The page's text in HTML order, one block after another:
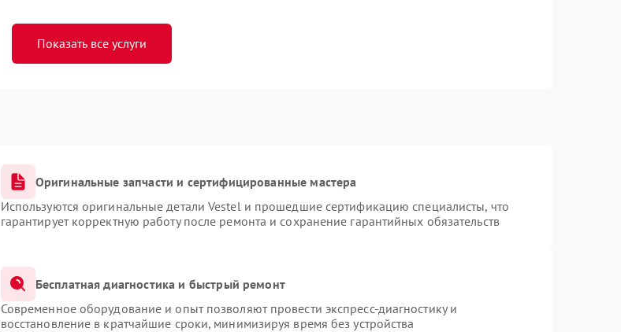
Показать все услуги
Оригинальные запчасти и сертифицированные мастера
Используются оригинальные детали Vestel и прошедшие сертификацию специалисты, что
гарантирует корректную работу после ремонта и сохранение гарантийных обязательств
Бесплатная диагностика и быстрый ремонт
Современное оборудование и опыт позволяют провести экспресс-диагностику и
восстановление в кратчайшие сроки, минимизируя время без устройства